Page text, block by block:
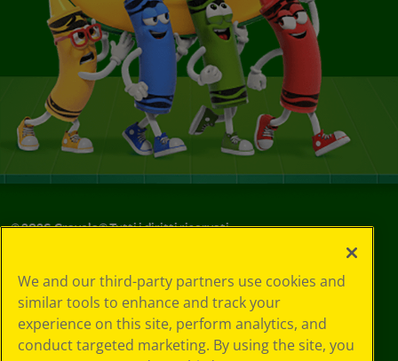
©2026Crayola® Tutti i diritti riservati.
in materia di
privacy
Informativa sulla
privacy
We and our third-party partners use cookies and
similar tools to enhance and track your
experience on this site, perform analytics, and
conduct targeted marketing. By using the site, you